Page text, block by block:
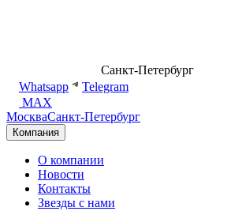
Санкт-Петербург
Whatsapp
Telegram
MAX
МоскваСанкт-Петербург
Компания
О компании
Новости
Контакты
Звезды с нами